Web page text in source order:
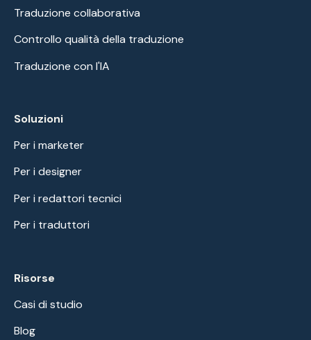
Traduzione collaborativa
Controllo qualità della traduzione
Traduzione con l'IA
Soluzioni
Per i marketer
Per i designer
Per i redattori tecnici
Per i traduttori
Risorse
Casi di studio
Blog